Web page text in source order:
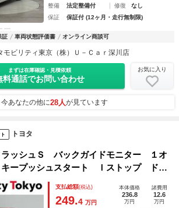
整備
法定整備付 修復
なし
保証
保証付 (12ヶ月・走行無制限)
証 車両状態評価書 オンライン商談可
モビリティ東京（株）Ｕ－Ｃａｒ深川店
まずは在庫確認・見積依頼
料通話でお問い合わせ
お気に入り
今あなたの他に28人が見ています
トヨタ
ッシュＳ バックガイドモニター １オ
ープッシュスタート Ｉストップ ドラ
ＡＣ１００Ｖ ＴＶナビ オ－トエア
ング パワーウインドウ
支払総額(税込)
249.4 万円
本体価格
236.8
万円
諸費用
12.6
万円